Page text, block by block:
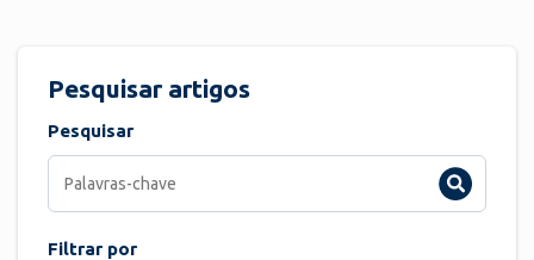
Pesquisar artigos
Pesquisar
Filtrar por